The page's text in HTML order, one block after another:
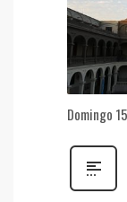
Domingo